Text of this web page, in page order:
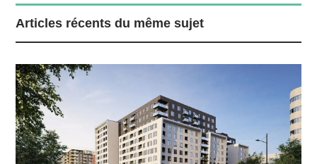
Articles récents du même sujet